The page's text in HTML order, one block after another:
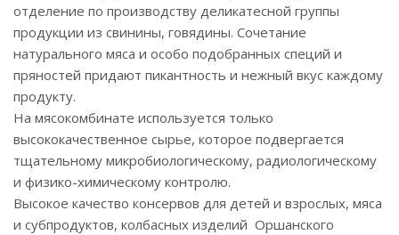
отделение по производству деликатесной группы
продукции из свинины, говядины. Сочетание
натурального мяса и особо подобранных специй и
пряностей придают пикантность и нежный вкус каждому
продукту.
На мясокомбинате используется только
высококачественное сырье, которое подвергается
тщательному микробиологическому, радиологическому
и физико-химическому контролю.
Высокое качество консервов для детей и взрослых, мяса
и субпродуктов, колбасных изделий Оршанского